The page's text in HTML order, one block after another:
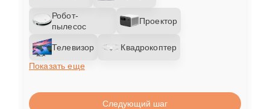
Робот-
пылесос
Проектор
Телевизор
Квадрокоптер
Показать еще
Следующий шаг